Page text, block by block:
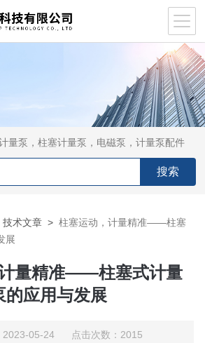
量泵，柱塞计量泵，电磁泵，计量泵配件
技术文章 >柱塞运动，计量精准——柱塞
展
量精准——柱塞式计量
的应用与发展
2023-05-24 点击次数：2015